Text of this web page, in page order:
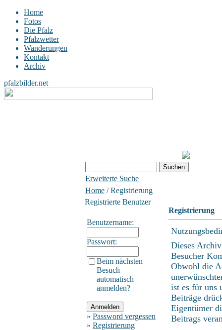
Home
Fotos
Die Pfalz
Pfalzwetter
Wanderungen
Kontakt
Archiv
pfalzbilder.net
Erweiterte Suche
Home / Registrierung
Registrierte Benutzer
Benutzername:
Passwort:
Beim nächsten
Besuch
automatisch
anmelden?
» Password vergessen
» Registrierung
Registrierung
Dieses
Besucher
Obwohl die
ist es für uns
Beiträge
Eigentümer
Beitrags